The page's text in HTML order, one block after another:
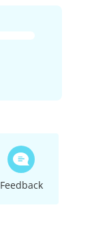
Feedback